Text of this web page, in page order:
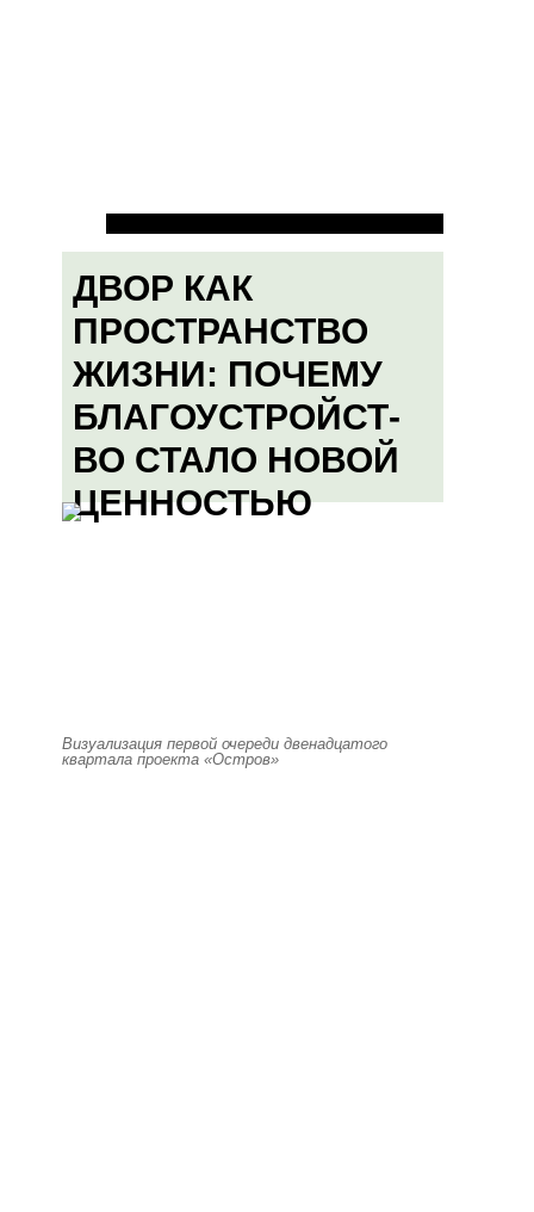
ДВОР КАК
ПРОСТРАНСТВО
ЖИЗНИ: ПОЧЕМУ
БЛАГОУСТРОЙСТ-
ВО СТАЛО НОВОЙ
ЦЕННОСТЬЮ
Визуализация первой очереди двенадцатого
квартала проекта «Остров»